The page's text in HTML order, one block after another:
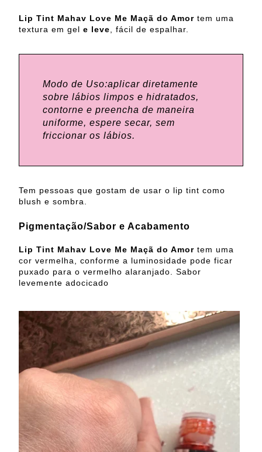
Lip Tint Mahav Love Me Maçã do Amor tem uma
textura em gel e leve , fácil de espalhar.
Modo de Uso:aplicar diretamente
sobre lábios limpos e hidratados,
contorne e preencha de maneira
uniforme, espere secar, sem
friccionar os lábios.
Tem pessoas que gostam de usar o lip tint como
blush e sombra.
Pigmentação/Sabor e Acabamento
Lip Tint Mahav Love Me Maçã do Amor tem uma
cor vermelha, conforme a luminosidade pode ficar
puxado para o vermelho alaranjado. Sabor
levemente adocicado